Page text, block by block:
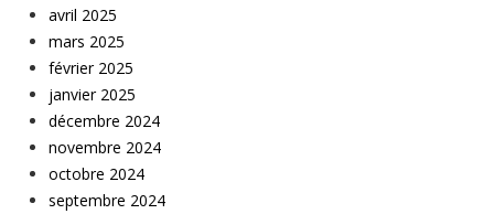
avril 2025
mars 2025
février 2025
janvier 2025
décembre 2024
novembre 2024
octobre 2024
septembre 2024